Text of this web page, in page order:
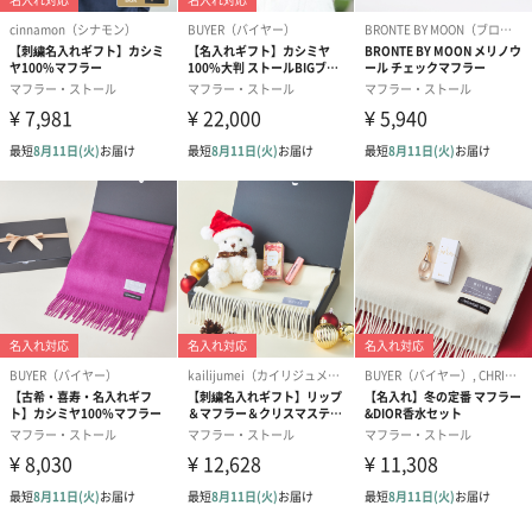
あり（280円）
メッセージカード（通常・写真・グリーティング）
誕生日や結婚祝い・出産祝いなど、様々なシーンのメッセージカ
ードを同梱します。
メッセージカードや封筒のデザインは一部変更する場合がありま
す。